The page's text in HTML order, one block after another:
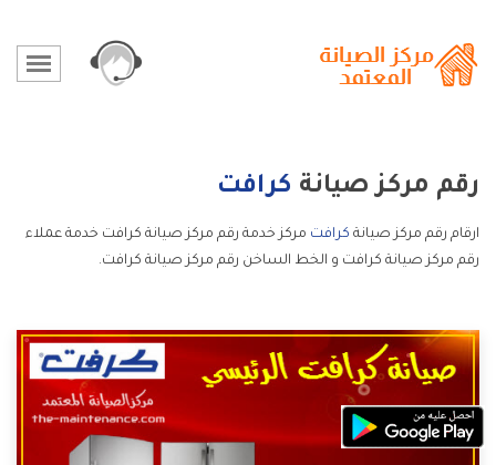
رقم مركز صيانة كرافت
ارقام رقم مركز صيانة كرافت مركز خدمة رقم مركز صيانة كرافت خدمة عملاء
رقم مركز صيانة كرافت و الخط الساخن رقم مركز صيانة كرافت.